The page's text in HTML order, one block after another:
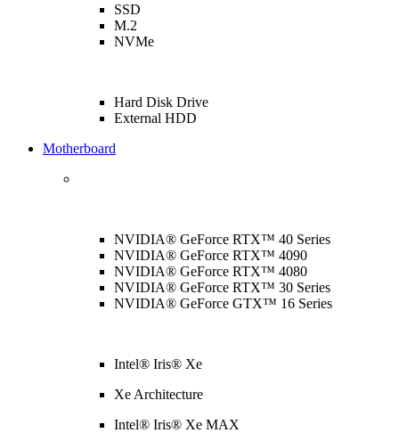
SSD
M.2
NVMe
Hard Disk Drive
External HDD
Motherboard
NVIDIA® GeForce RTX™ 40 Series
NVIDIA® GeForce RTX™ 4090
NVIDIA® GeForce RTX™ 4080
NVIDIA® GeForce RTX™ 30 Series
NVIDIA® GeForce GTX™ 16 Series
Intel® Iris® Xe
Xe Architecture
Intel® Iris® Xe MAX